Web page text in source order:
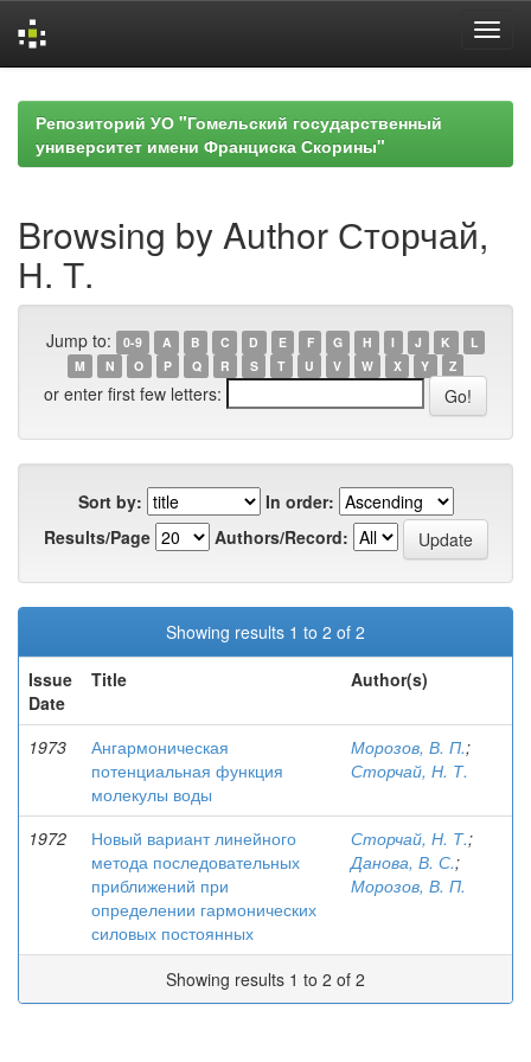
navigationРепозиторий УО "Гомельский государственный
университет имени Франциска Скорины"
Browsing by Author Сторчай,
Н. Т.
Jump to: 0-9 A B C D E F G H I J K
L
M
N O P Q R S T U V W X Y Z
or enter first few letters:
Sort by:
In order:
Results/Page
Authors/Record:
Showing results 1 to 2 of 2
Issue
Date
Title Author(s)
1973
Ангармоническая
потенциальная функция
молекулы воды
Морозов, В. П.;
Сторчай, Н. Т.
1972
Новый вариант линейного
метода последовательных
приближений при
определении гармонических
силовых постоянных
Сторчай, Н. Т.;
Данова, В. С.;
Морозов, В. П.
Showing results 1 to 2 of 2